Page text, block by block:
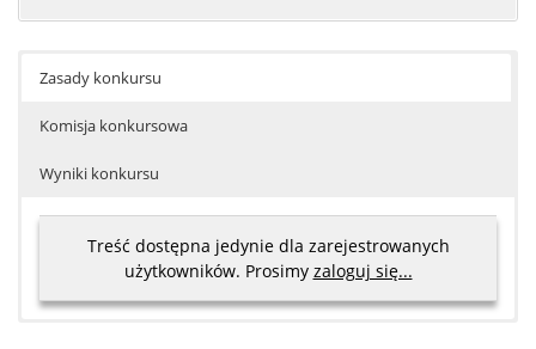
Zasady konkursu
Komisja konkursowa
Wyniki konkursu
Treść dostępna jedynie dla zarejestrowanych
użytkowników. Prosimy zaloguj się...